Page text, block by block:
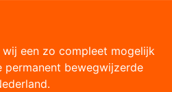
een zo compleet mogelijk
permanent bewegwijzerde